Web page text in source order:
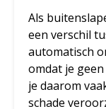
Als
een verschil
automatisch
omdat je
je daarom
schade